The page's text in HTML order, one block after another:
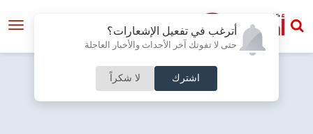
أترغب في تفعيل الإشعارات؟
حتى لا تفوتك آخر الأحداث والأخبار العاجلة
اشترك لا شكراً